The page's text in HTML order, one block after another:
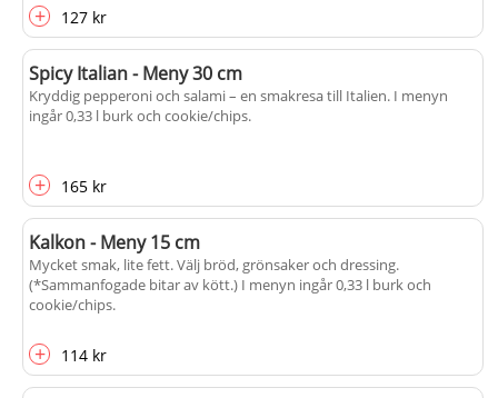
+ 127 kr
Spicy Italian - Meny 30 cm
Kryddig pepperoni och salami – en smakresa till Italien. I menyn
ingår 0,33 l burk och cookie/chips.
+ 165 kr
Kalkon - Meny 15 cm
Mycket smak, lite fett. Välj bröd, grönsaker och dressing.
(*Sammanfogade bitar av kött.) I menyn ingår 0,33 l burk och
cookie/chips.
+ 114 kr